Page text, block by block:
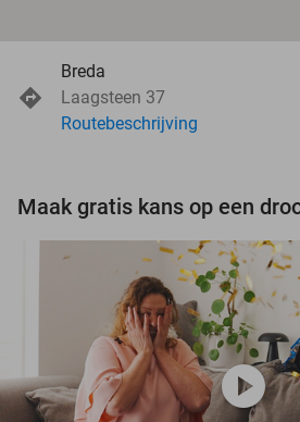
Breda
Laagsteen 37
Routebeschrijving
play_circle